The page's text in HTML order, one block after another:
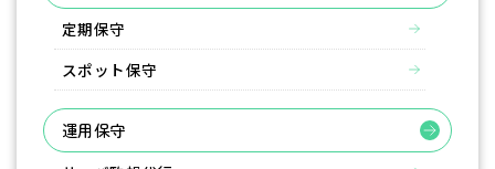
定期保守
スポット保守
運用保守